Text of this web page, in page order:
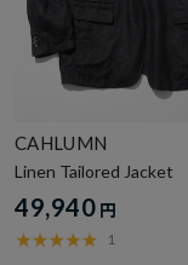
CAHLUMN
Linen Tailored Jacket
49,940 円
1